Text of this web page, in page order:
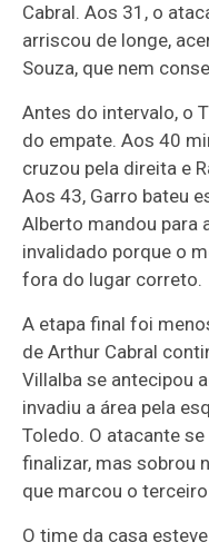
Cabral. Aos 31, o
arriscou de longe,
Souza, que nem
Antes do intervalo, o
do empate. Aos 40
cruzou pela direita e
Aos 43, Garro bateu
Alberto mandou para
invalidado porque o
fora do lugar correto.
A etapa final foi
de Arthur Cabral
Villalba se antecipou
invadiu a área pela
Toledo. O atacante
finalizar, mas sobrou
que marcou o
O time da casa